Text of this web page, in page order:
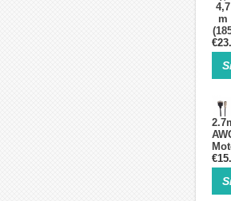
4,7
m
Set
für
34
für